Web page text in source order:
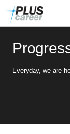
Everyday, we are